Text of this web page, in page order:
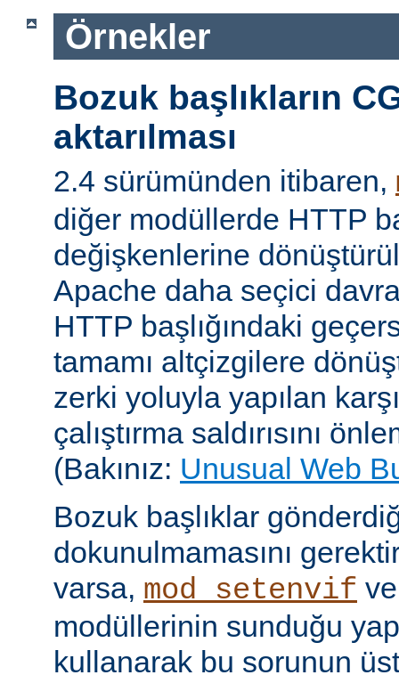
Örnekler
Bozuk başlıkların
aktarılması
2.4 sürümünden itibaren,
diğer modüllerde HTTP
değişkenlerine
Apache daha seçici
HTTP başlığındaki
tamamı altçizgilere
zerki yoluyla yapılan
çalıştırma saldırısını
(Bakınız: Unusual Web
Bozuk başlıklar
dokunulmamasını
varsa, mod_setenvif
modüllerinin sunduğu
kullanarak bu sorunun